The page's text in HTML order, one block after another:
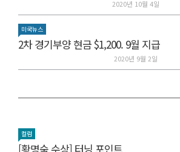
2020년 10월 4일
미국뉴스
2차 경기부양 현금 $1,200. 9월 지급
2020년 9월 2일
컬럼
[황명숙 수상] 터닝 포인트